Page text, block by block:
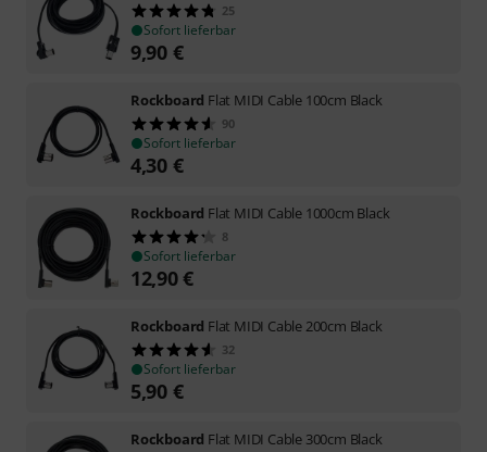
25
Sofort lieferbar
9,90 €
Rockboard Flat MIDI Cable 100cm Black
90
Sofort lieferbar
4,30 €
Rockboard Flat MIDI Cable 1000cm Black
8
Sofort lieferbar
12,90€
Rockboard Flat MIDI Cable 200cm Black
32
Sofort lieferbar
5,90 €
Rockboard Flat MIDI Cable 300cm Black